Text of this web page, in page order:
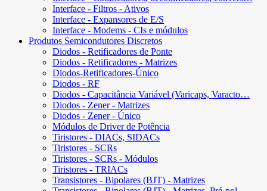
Interface - Filtros - Ativos
Interface - Expansores de E/S
Interface - Modems - CIs e módulos
Produtos Semicondutores Discretos
Diodos - Retificadores de Ponte
Diodos - Retificadores - Matrizes
Diodos-Retificadores-Único
Diodos - RF
Diodos - Capacitância Variável (Varicaps, Varacto…
Diodos - Zener - Matrizes
Diodos - Zener - Único
Módulos de Driver de Potência
Tiristores - DIACs, SIDACs
Tiristores - SCRs
Tiristores - SCRs - Módulos
Tiristores - TRIACs
Transistores - Bipolares (BJT) - Matrizes